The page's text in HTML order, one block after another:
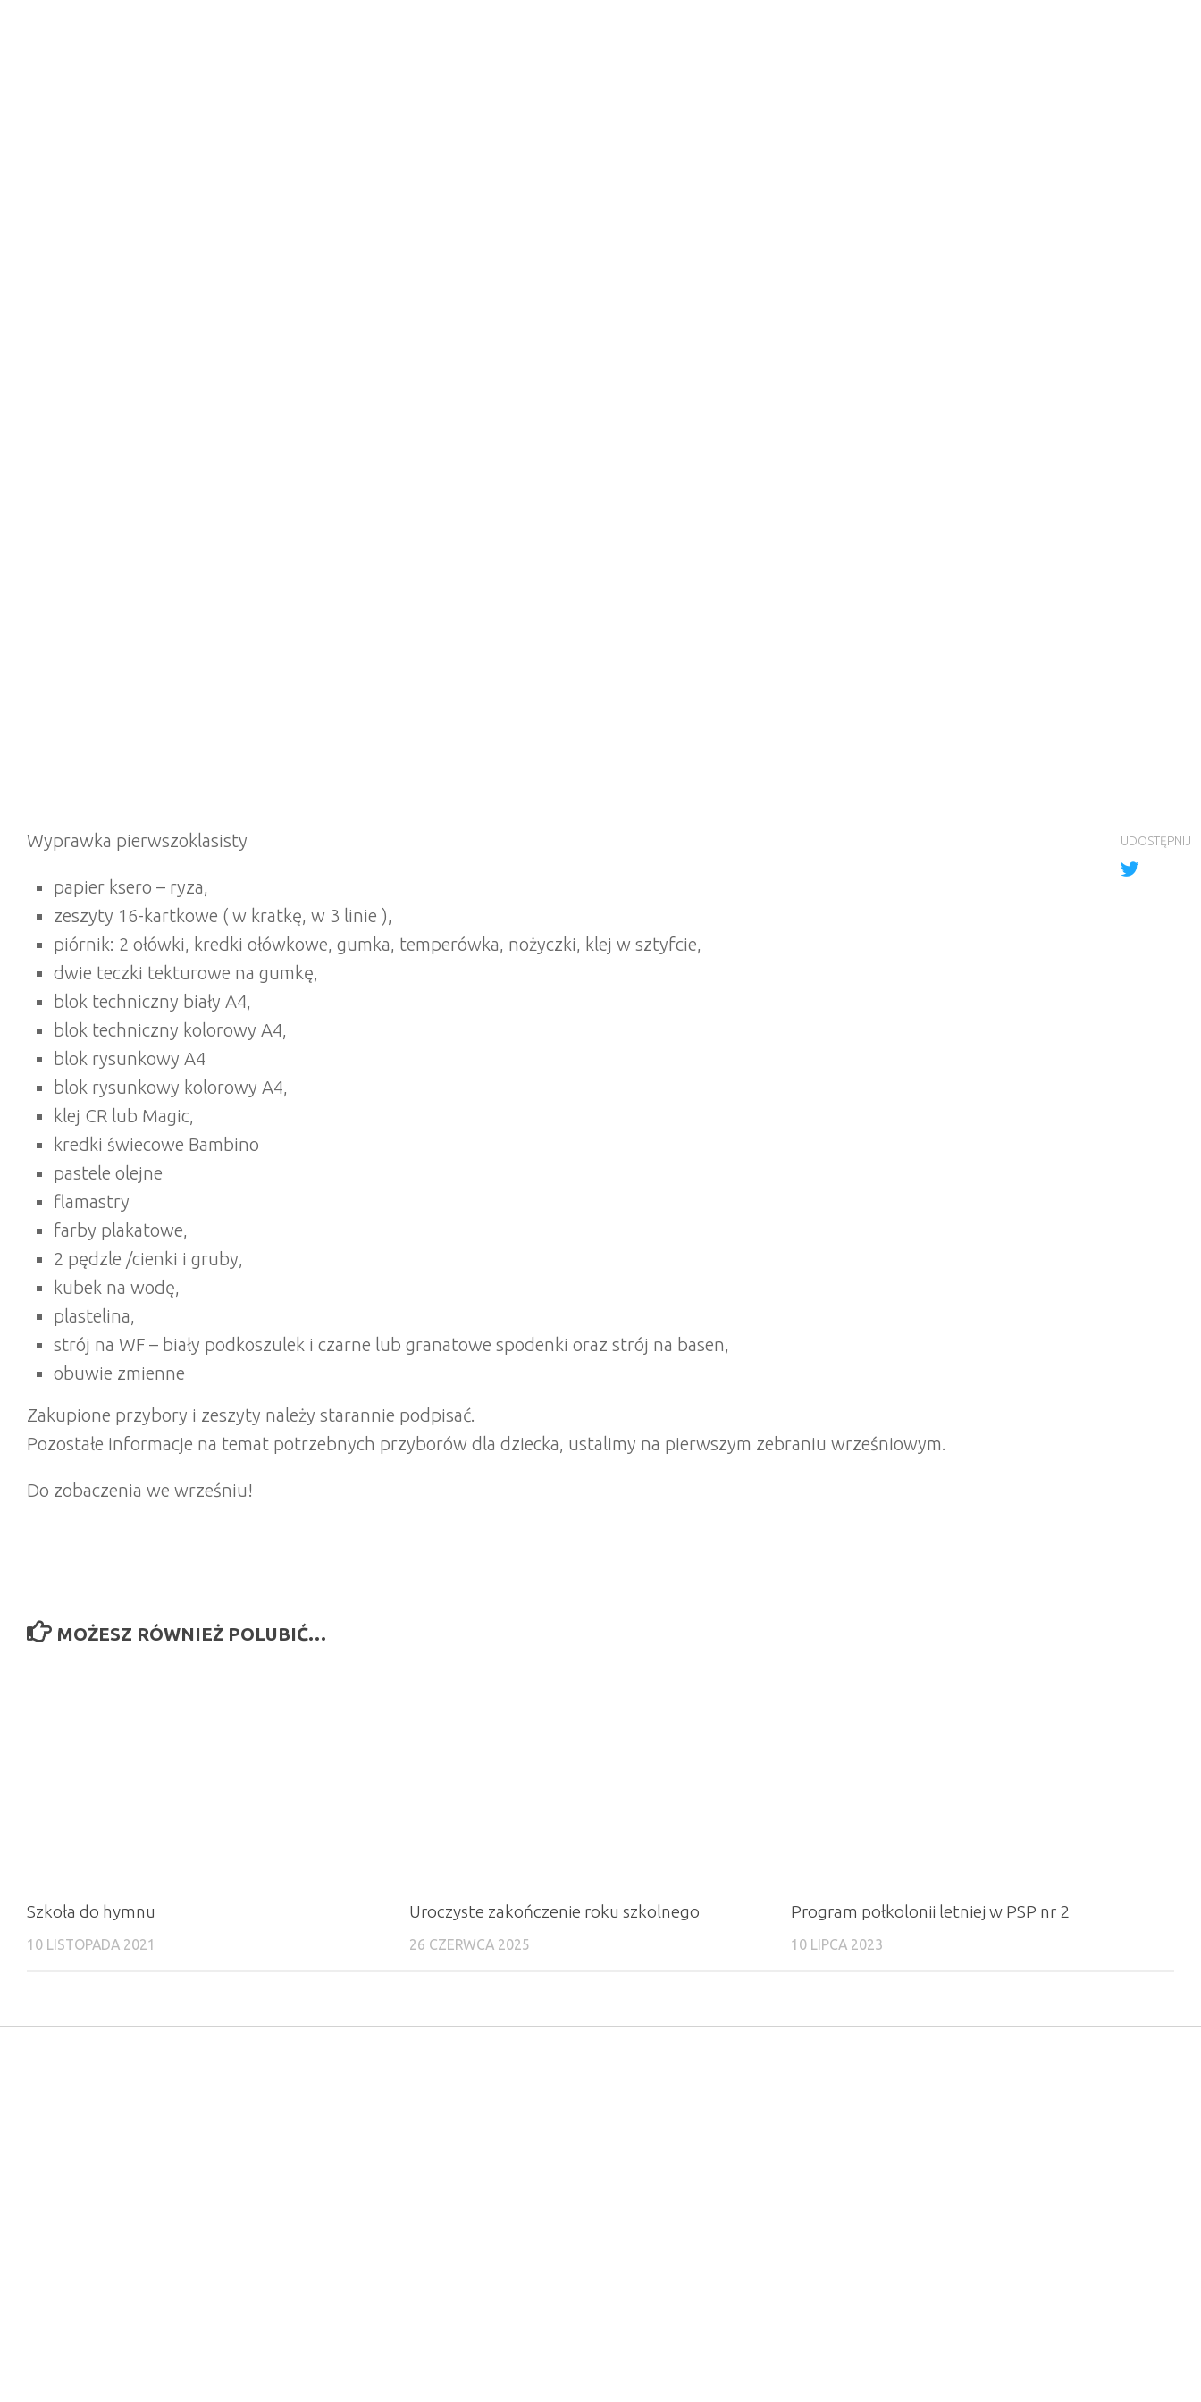
Wyprawka pierwszoklasisty
papier ksero – ryza,
zeszyty 16-kartkowe ( w kratkę, w 3 linie ),
piórnik: 2 ołówki, kredki ołówkowe, gumka, temperówka, nożyczki, klej w sztyfcie,
dwie teczki tekturowe na gumkę,
blok techniczny biały A4,
blok techniczny kolorowy A4,
blok rysunkowy A4
blok rysunkowy kolorowy A4,
klej CR lub Magic,
kredki świecowe Bambino
pastele olejne
flamastry
farby plakatowe,
2 pędzle /cienki i gruby,
kubek na wodę,
plastelina,
strój na WF – biały podkoszulek i czarne lub granatowe spodenki oraz strój na basen,
obuwie zmienne
Zakupione przybory i zeszyty należy starannie podpisać.
Pozostałe informacje na temat potrzebnych przyborów dla dziecka, ustalimy na pierwszym zebraniu wrześniowym.
Do zobaczenia we wrześniu!
UDOSTĘPNIJ
MOŻESZ RÓWNIEŻ POLUBIĆ…
Szkoła do hymnu
10 LISTOPADA 2021
Uroczyste zakończenie roku szkolnego
26 CZERWCA 2025
Program połkolonii letniej w PSP nr 2
10 LIPCA 2023